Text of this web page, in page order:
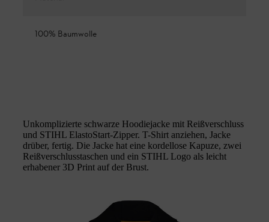
100% Baumwolle
Unkomplizierte schwarze Hoodiejacke mit Reißverschluss
und STIHL ElastoStart-Zipper. T-Shirt anziehen, Jacke
drüber, fertig. Die Jacke hat eine kordellose Kapuze, zwei
Reißverschlusstaschen und ein STIHL Logo als leicht
erhabener 3D Print auf der Brust.